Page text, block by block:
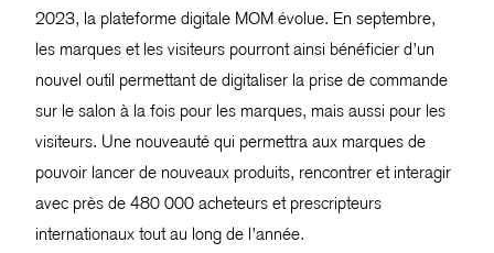
2023, la plateforme digitale MOM évolue. En septembre,
les marques et les visiteurs pourront ainsi bénéficier d’un
nouvel outil permettant de digitaliser la prise de commande
sur le salon à la fois pour les marques, mais aussi pour les
visiteurs. Une nouveauté qui permettra aux marques de
pouvoir lancer de nouveaux produits, rencontrer et interagir
avec près de 480 000 acheteurs et prescripteurs
internationaux tout au long de l’année.